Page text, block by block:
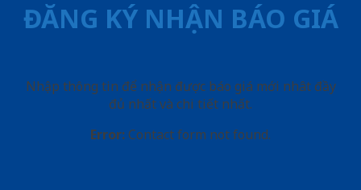
ĐĂNG KÝ NHẬN BÁO GIÁ
Nhập thông tin để nhận được báo giá mới nhât đầy
đủ nhất và chi tiết nhất.
Error: Contact form not found.